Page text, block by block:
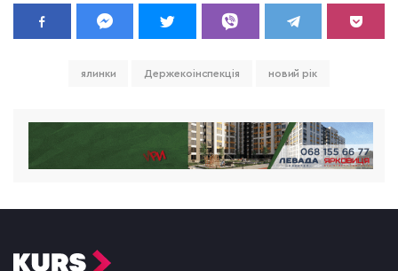
ялинки Держекоінспекція новий рік